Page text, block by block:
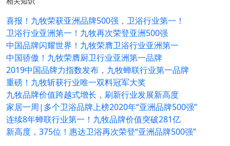
喜报！九牧荣获亚洲品牌500强，卫浴行业第一！
卫浴行业亚洲第一！九牧再次荣登亚洲500强
中国品牌闪耀世界！九牧荣膺卫浴行业亚洲第一
中国骄傲！九牧荣膺厨卫行业亚洲第一品牌
2019中国品牌力指数发布，九牧蝉联行业第一品牌
重磅！九牧斩获行业唯一双料冠军大奖
九牧品牌价值跨越式增长，刷新行业发展新高度
家居一周|多个卫浴品牌上榜2020年“亚洲品牌500强”
连续8年蝉联行业第一！九牧品牌价值突破281亿
新高度，375位！惠达卫浴再次荣登“亚洲品牌500强”